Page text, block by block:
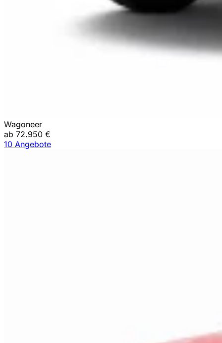
Wagoneer
ab 72.950 €
10 Angebote